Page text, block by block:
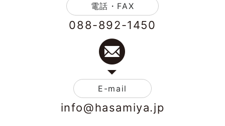
電話・FAX
088-892-1450
E-mail
info@hasamiya.jp